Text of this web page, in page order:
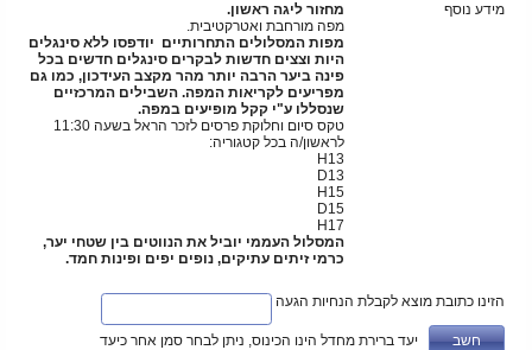
מידע נוסף
מחזור ליגה ראשון.
מפה מורחבת ואטרקטיבית.
מפות המסלולים התחרותיים יודפסו ללא סינגלים
היות וצצים חדשות לבקרים סינגלים חדשים בכל
פינה ביער הרבה יותר מהר מקצב העידכון, כמו גם
מפריעים לקריאות המפה. השבילים המרכזיים
שנסללו ע"י קקל מופיעים במפה.
טקס סיום וחלוקת פרסים לזכר הראל בשעה 11:30
לראשון/ה בכל קטגוריה:
H13
D13
H15
D15
H17
המסלול העממי יוביל את הנווטים בין שטחי יער,
כרמי זיתים עתיקים, נופים יפים ופינות חמד.
הזינו כתובת מוצא לקבלת הנחיות הגעה
יעד ברירת מחדל הינו הכינוס, ניתן לבחר סמן אחר כיעד